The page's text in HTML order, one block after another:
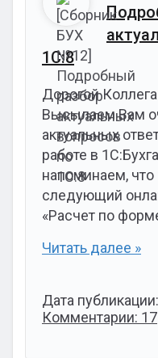
1С:8
Дорогой
Высылаем Вам
актуальных
работе в
напоминаем,
следующий
«Расчет по
Читать далее »
Дата публикации:
Комментарии: 17